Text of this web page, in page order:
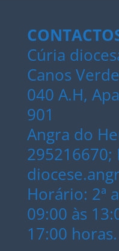
Cúria
Canos
040 A.H,
901
Angra do
295216670;
Horário: 2ª
09:00 às
17:00 horas.